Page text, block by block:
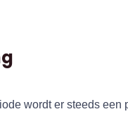
wordt er steeds